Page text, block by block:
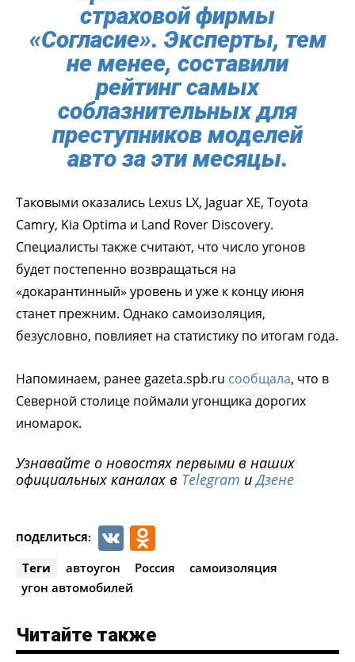
страховой фирмы
«Согласие». Эксперты, тем
не менее, составили
рейтинг самых
соблазнительных для
преступников моделей
авто за эти месяцы.
Таковыми оказались Lexus LX, Jaguar XE, Toyota
Camry, Kia Optima и Land Rover Discovery.
Специалисты также считают, что число угонов
будет постепенно возвращаться на
«докарантинный» уровень и уже к концу июня
станет прежним. Однако самоизоляция,
безусловно, повлияет на статистику по итогам года.
Напоминаем, ранее gazeta.spb.ru сообщала, что в
Северной столице поймали угонщика дорогих
иномарок.
Узнавайте о новостях первыми в наших
официальных каналах в Telegram иДзене
ПОДЕЛИТЬСЯ: VK
Теги автоугон Россия
самоизоляция
угон автомобилей
Читайте также